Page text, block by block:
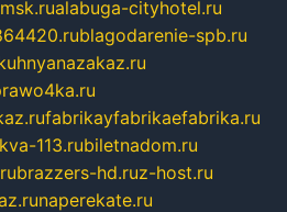
alabuga-cityhotel.ru
blagodarenie-spb.ru
fabrikayfabrikaefabrika.ru
113.rubiletnadom.ru
brazzers-hd.ruz-host.ru
naperekate.ru